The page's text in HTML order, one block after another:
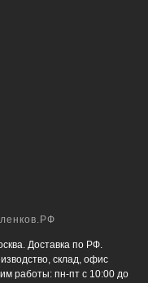
Доставка по РФ.
склад, офис
работы: пн-пт с 10:00 до